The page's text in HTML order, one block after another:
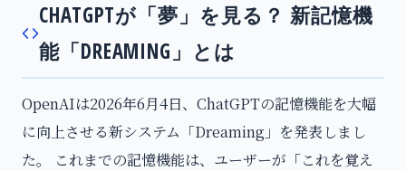
CHATGPTが「夢」を見る？ 新記憶機
能「DREAMING」とは
OpenAIは2026年6月4日、ChatGPTの記憶機能を大幅
に向上させる新システム「Dreaming」を発表しまし
た。 これまでの記憶機能は、ユーザーが「これを覚え